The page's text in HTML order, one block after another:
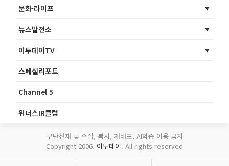
문화·라이프
뉴스발전소
이투데이TV
스페셜리포트
Channel 5
위너스IR클럽
무단전재 및 수집, 복사, 재배포, AI학습 이용 금지
Copyright 2006. 이투데이. All rights reserved